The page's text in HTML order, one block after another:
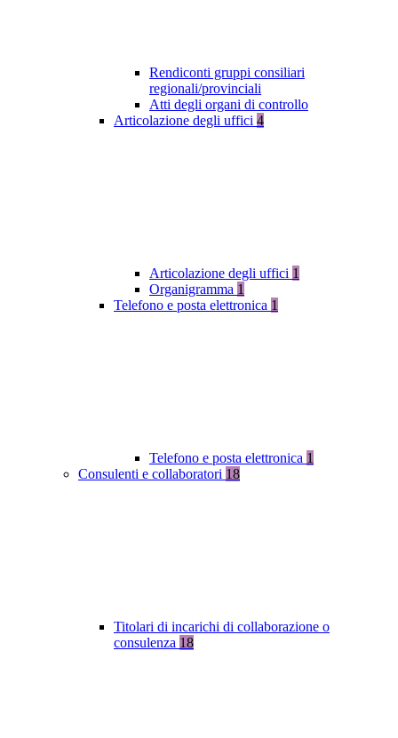
Rendiconti gruppi consiliari
regionali/provinciali
Atti degli organi di controllo
Articolazione degli uffici 4
Articolazione degli uffici 1
Organigramma 1
Telefono e posta elettronica 1
Telefono e posta elettronica 1
Consulenti e collaboratori 18
Titolari di incarichi di collaborazione o
consulenza 18